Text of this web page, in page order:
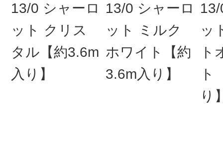
13/0 シャーロ
ット クリス
タル【約3.6m
入り】
13/0 シャーロ
ット ミルク
ホワイト【約
3.6m入り】
ッ
ト
ト
り